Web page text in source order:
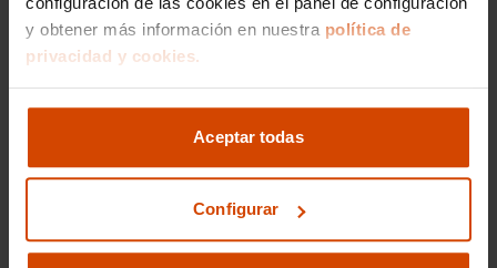
y obtener más información en nuestra política de
privacidad y cookies.
Aceptar todas
Configurar
Desde 342 € /mes*
Mercedes Benz Clase A
2019
67.949 km
Manual
Granada - Chana